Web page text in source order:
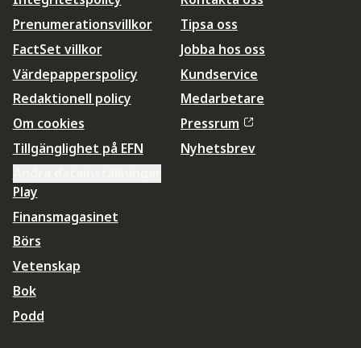
Prenumerationsvillkor
FactSet villkor
Värdepapperspolicy
Redaktionell policy
Om cookies
Tillgänglighet på EFN
Tipsa oss
Jobba hos oss
Kundservice
Medarbetare
Pressrum
Nyhetsbrev
Play
Finansmagasinet
Börs
Vetenskap
Bok
Podd